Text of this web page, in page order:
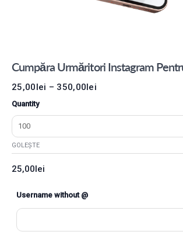
Cumpăra Urmăritori Instagram
25,00lei – 350,00lei
Quantity
GOLEȘTE
25,00lei
Username without @